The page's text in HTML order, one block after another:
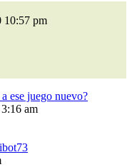
10:57 pm
ese juego nuevo?
am